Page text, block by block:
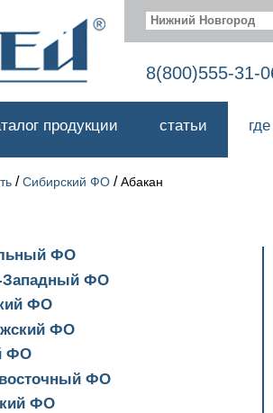
Нижний Новгород
8(800)555-31-
продукции статьи
/Сибирский ФО /Абакан
ФО
Западный ФО
ФО
ФО
ФО
ФО
ФО